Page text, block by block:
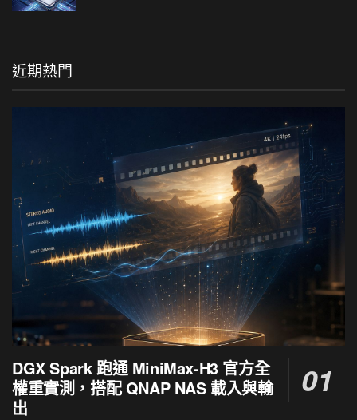
近期熱門
DGX Spark 跑通 MiniMax-H3 官方全
權重實測，搭配 QNAP NAS 載入與輸
出